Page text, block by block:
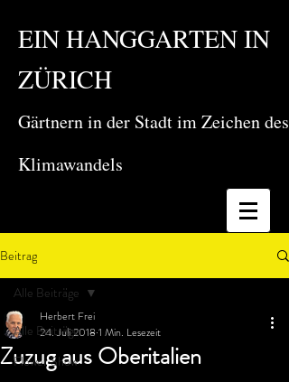
EIN HANGGARTEN IN
ZÜRICH
Gärtnern in der Stadt im Zeichen des
Klimawandels
Beitrag
Alle Beiträge
Flower Show
Alle Beiträge
Zuzug aus Oberitalien
Herbert Frei
24. Juli 2018 1 Min. Lesezeit